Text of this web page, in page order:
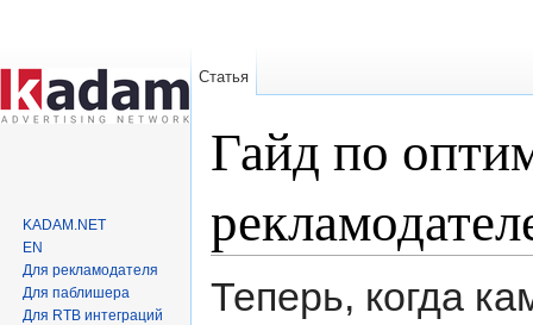
Гайд по
Перейти к:навигация,поиск
Теперь, когда
Статья
KADAM.NET
EN
Для рекламодателя
Для паблишера
Для RTB интеграций